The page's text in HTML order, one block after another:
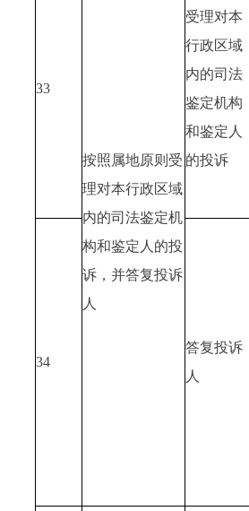
33
按照属地原则受
理对本行政区域
内的司法鉴定机
构和鉴定人的投
诉，并答复投诉
人
受理对本
行政区域
内的司法
鉴定机构
和鉴定人
的投诉
34
答复投诉
人